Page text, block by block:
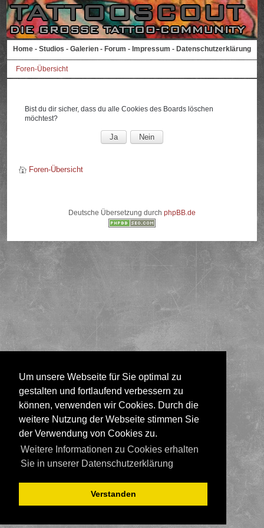
Um unsere Webseite für Sie optimal zu
gestalten und fortlaufend verbessern zu
können, verwenden wir Cookies. Durch die
weitere Nutzung der Webseite stimmen Sie
der Verwendung von Cookies zu.
Weitere Informationen zu Cookies erhalten
Sie in unserer Datenschutzerklärung
Verstanden
Home - Studios - Galerien - Forum - Impressum - Datenschutzerklärung
Foren-Übersicht
Bist du dir sicher, dass du alle Cookies des Boards löschen
möchtest?
Foren-Übersicht
Deutsche Übersetzung durch phpBB.de